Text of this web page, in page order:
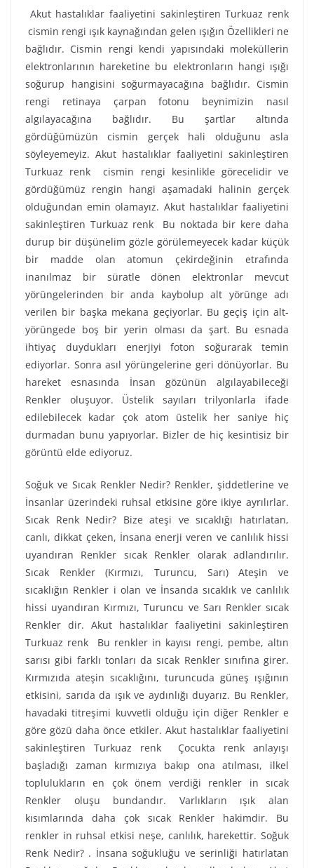
Akut hastalıklar faaliyetini sakinleştiren Turkuaz renk
cismin rengi ışık kaynağından gelen ışığın Özellikleri ne
bağlıdır. Cismin rengi kendi yapısındaki moleküllerin
elektronlarının hareketine bu elektronların hangi ışığı
soğurup hangisini soğurmayacağına bağlıdır. Cismin
rengi retinaya çarpan fotonu beynimizin nasıl
algılayacağına bağlıdır. Bu şartlar altında
gördüğümüzün cismin gerçek hali olduğunu asla
söyleyemeyiz. Akut hastalıklar faaliyetini sakinleştiren
Turkuaz renk cismin rengi kesinlikle görecelidir ve
gördüğümüz rengin hangi aşamadaki halinin gerçek
olduğundan emin olamayız. Akut hastalıklar faaliyetini
sakinleştiren Turkuaz renk Bu noktada bir kere daha
durup bir düşünelim gözle görülemeyecek kadar küçük
bir madde olan atomun çekirdeğinin etrafında
inanılmaz bir süratle dönen elektronlar mevcut
yörüngelerinden bir anda kaybolup alt yörünge adı
verilen bir başka mekana geçiyorlar. Bu geçiş için alt-
yörüngede boş bir yerin olması da şart. Bu esnada
ihtiyaç duydukları enerjiyi foton soğurarak temin
ediyorlar. Sonra asıl yörüngelerine geri dönüyorlar. Bu
hareket esnasında İnsan gözünün algılayabileceği
Renkler oluşuyor. Üstelik sayıları trilyonlarla ifade
edilebilecek kadar çok atom üstelik her saniye hiç
durmadan bunu yapıyorlar. Bizler de hiç kesintisiz bir
görüntü elde ediyoruz.
Soğuk ve Sıcak Renkler Nedir? Renkler, şiddetlerine ve
İnsanlar üzerindeki ruhsal etkisine göre ikiye ayrılırlar.
Sıcak Renk Nedir? Bize ateşi ve sıcaklığı hatırlatan,
canlı, dikkat çeken, İnsana enerji veren ve canlılık hissi
uyandıran Renkler sıcak Renkler olarak adlandırılır.
Sıcak Renkler (Kırmızı, Turuncu, Sarı) Ateşin ve
sıcaklığın Renkler i olan ve İnsanda sıcaklık ve canlılık
hissi uyandıran Kırmızı, Turuncu ve Sarı Renkler sıcak
Renkler dir. Akut hastalıklar faaliyetini sakinleştiren
Turkuaz renk Bu renkler in kayısı rengi, pembe, altın
sarısı gibi farklı tonları da sıcak Renkler sınıfına girer.
Kırmızıda ateşin sıcaklığını, turuncuda güneş ışığının
etkisini, sarıda da ışık ve aydınlığı duyarız. Bu Renkler,
havadaki titreşimi kuvvetli olduğu için diğer Renkler e
göre gözü daha önce etkiler. Akut hastalıklar faaliyetini
sakinleştiren Turkuaz renk Çocukta renk anlayışı
başladığı zaman kırmızıya bakıp ona atılması, ilkel
toplulukların en çok önem verdiği renkler in sıcak
Renkler oluşu bundandır. Varlıkların ışık alan
kısımlarında daha çok sıcak Renkler hakimdir. Bu
renkler in ruhsal etkisi neşe, canlılık, harekettir. Soğuk
Renk Nedir? . İnsana soğukluğu ve serinliği hatırlatan